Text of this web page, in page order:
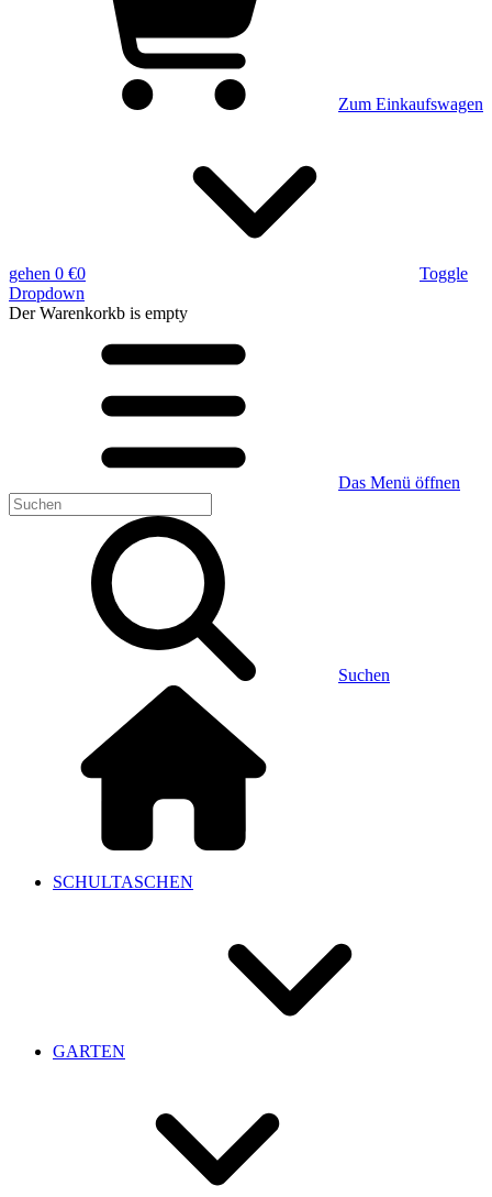
Zum Einkaufswagen
gehen 0 €0
Toggle
Dropdown
Der Warenkorkb is empty
Das Menü öffnen
Suchen
SCHULTASCHEN
GARTEN